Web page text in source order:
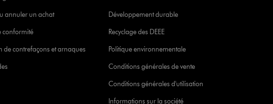
annuler un achat
conformité
de contrefaçons et arnaques
Développement durable
Recyclage des DEEE
Politique environnementale
Conditions générales de vente
Conditions générales d'utilisation
Informations sur la société